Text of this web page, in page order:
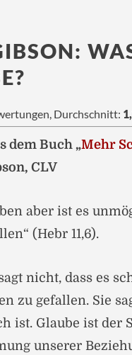
Durchschnitt:
dem Buch „Mehr
CLV
aber ist es
(Hebr 11,6).
nicht, dass es
zu gefallen. Sie
ist. Glaube ist der
unserer